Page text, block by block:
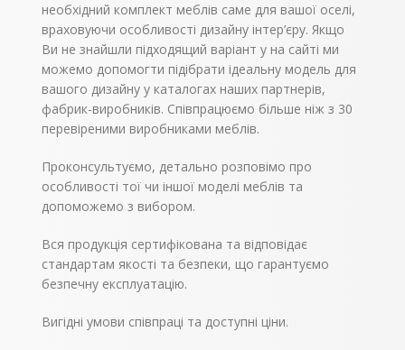
необхідний комплект меблів саме для вашої оселі,
враховуючи особливості дизайну інтер’єру. Якщо
Ви не знайшли підходящий варіант у на сайті ми
можемо допомогти підібрати ідеальну модель для
вашого дизайну у каталогах наших партнерів,
фабрик-виробників. Співпрацюємо більше ніж з 30
перевіреними виробниками меблів.
Проконсультуємо, детально розповімо про
особливості тої чи іншої моделі меблів та
допоможемо з вибором.
Вся продукція сертифікована та відповідає
стандартам якості та безпеки, що гарантуємо
безпечну експлуатацію.
Вигідні умови співпраці та доступні ціни.